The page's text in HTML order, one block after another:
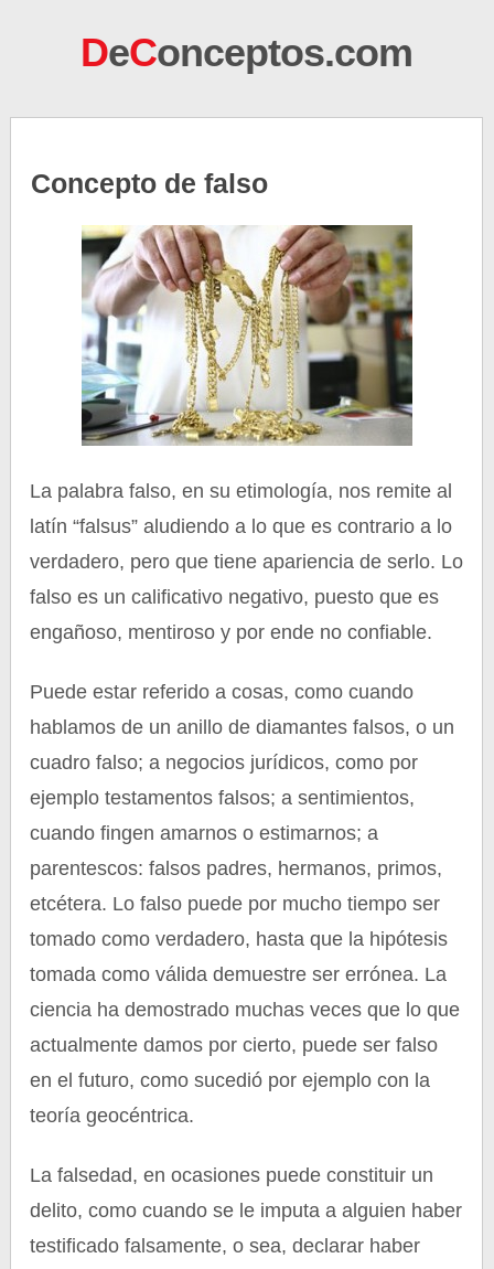
DeConceptos.com
Concepto de falso
La palabra falso, en su etimología, nos remite al
latín “falsus” aludiendo a lo que es contrario a lo
verdadero, pero que tiene apariencia de serlo. Lo
falso es un calificativo negativo, puesto que es
engañoso, mentiroso y por ende no confiable.
Puede estar referido a cosas, como cuando
hablamos de un anillo de diamantes falsos, o un
cuadro falso; a negocios jurídicos, como por
ejemplo testamentos falsos; a sentimientos,
cuando fingen amarnos o estimarnos; a
parentescos: falsos padres, hermanos, primos,
etcétera. Lo falso puede por mucho tiempo ser
tomado como verdadero, hasta que la hipótesis
tomada como válida demuestre ser errónea. La
ciencia ha demostrado muchas veces que lo que
actualmente damos por cierto, puede ser falso
en el futuro, como sucedió por ejemplo con la
teoría geocéntrica.
La falsedad, en ocasiones puede constituir un
delito, como cuando se le imputa a alguien haber
testificado falsamente, o sea, declarar haber